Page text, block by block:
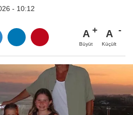
- 10:12
A
Büyüt
A
Küçült